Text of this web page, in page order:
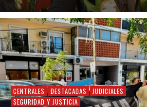
CENTRALES DESTACADAS
JUDICIALES
SEGURIDAD Y JUSTICIA